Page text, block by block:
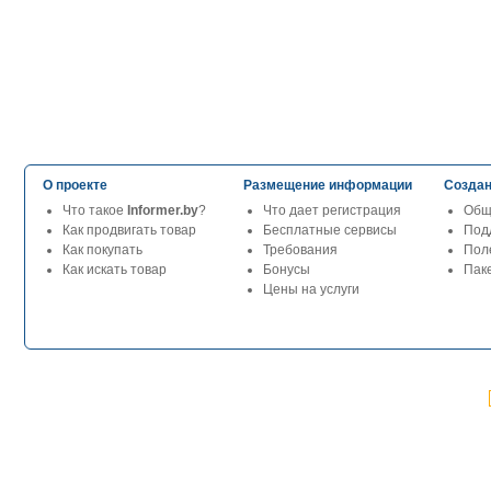
О проекте
Что такое Informer.by?
Как продвигать товар
Как покупать
Как искать товар
Размещение информации
Что дает регистрация
Бесплатные сервисы
Требования
Бонусы
Цены на услуги